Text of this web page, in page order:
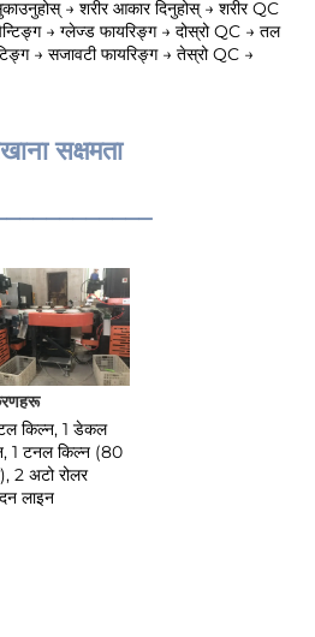
→ शरीर आकार दिनुहोस् → शरीर QC
→ ग्लेज्ड फायरिङ्ग → दोस्रो QC → तल
→ सजावटी फायरिङ्ग → तेस्रो QC →
सक्षमता
किल्न, 1 डेकल
1 टनल किल्न (80
2 अटो रोलर
लाइन